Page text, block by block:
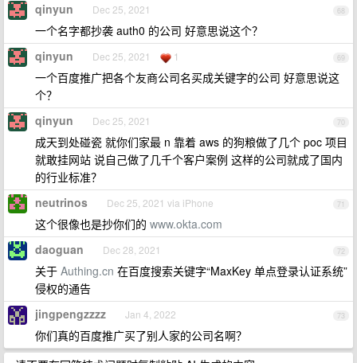
68
qinyun Dec 25, 2021
一个名字都抄袭 auth0 的公司 好意思说这个？
69
qinyun Dec 25, 2021 1
一个百度推广把各个友商公司名买成关键字的公司 好意思说这
个？
70
qinyun Dec 25, 2021
成天到处碰瓷 就你们家最 n 靠着 aws 的狗粮做了几个 poc 项目
就敢挂网站 说自己做了几千个客户案例 这样的公司就成了国内
的行业标准？
71
neutrinos Dec 25, 2021 via iPhone
这个很像也是抄你们的 www.okta.com
72
daoguan Dec 28, 2021
关于 Authing.cn 在百度搜索关键字“MaxKey 单点登录认证系统”
侵权的通告
73
jingpengzzzz Jan 4, 2022
你们真的百度推广买了别人家的公司名啊？